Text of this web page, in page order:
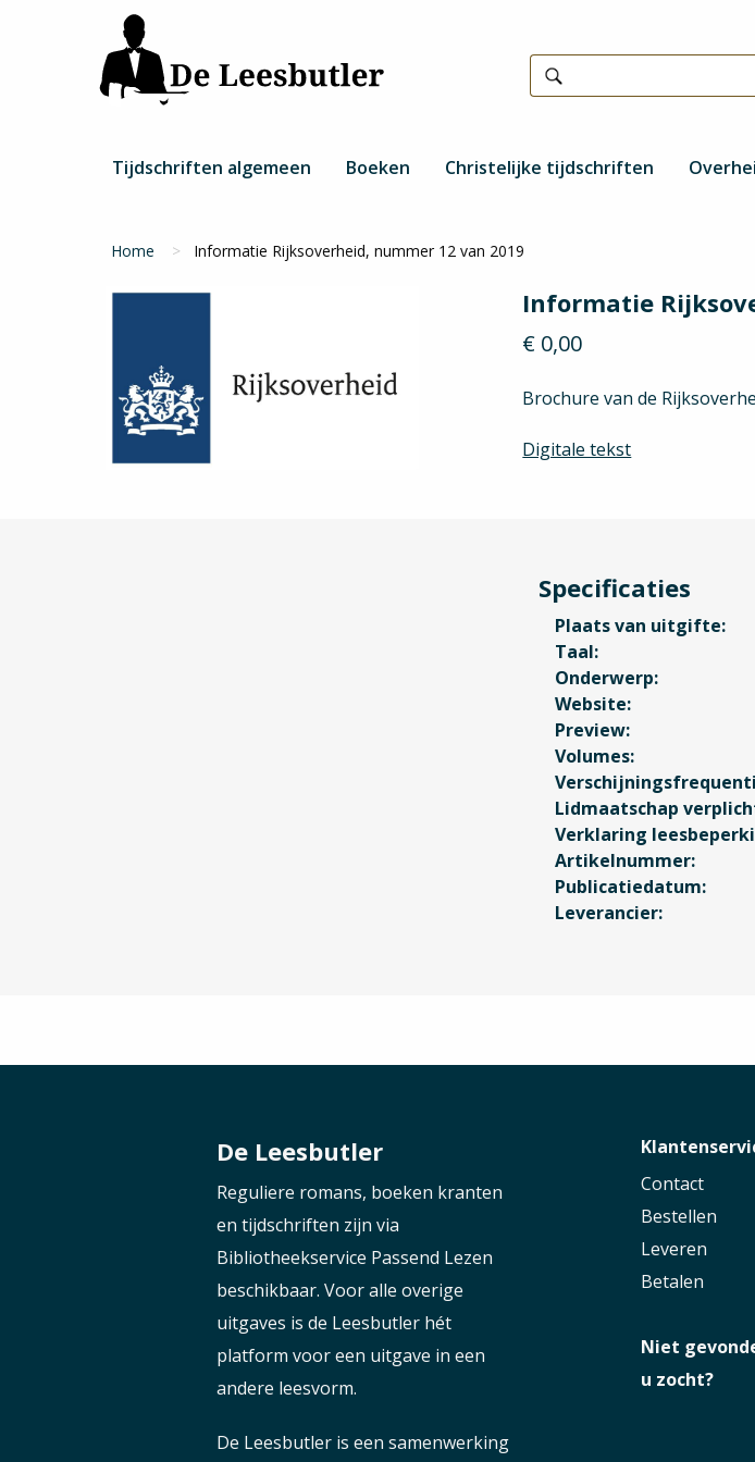
Hoofdnavigatie
Tijdschriften algemeen Boeken Christelijke tijdschriften
Kruimelpad
Home Informatie Rijksoverheid, nummer 12 van 2019
Informatie
€ 0,00
Brochure van de
Digitale tekst
Specificaties
Plaats van uitgifte
Taal
Onderwerp
Website
Preview
Volumes
Lidmaatschap
Verklaring
Artikelnummer
Publicatiedatum
Leverancier
De Leesbutler
Reguliere romans, boeken kranten
en tijdschriften zijn via
Bibliotheekservice Passend Lezen
beschikbaar. Voor alle overige
uitgaves is de Leesbutler hét
platform voor een uitgave in een
andere leesvorm.
De Leesbutler is een samenwerking
Contact
Bestellen
Leveren
Betalen
Niet
u zocht?